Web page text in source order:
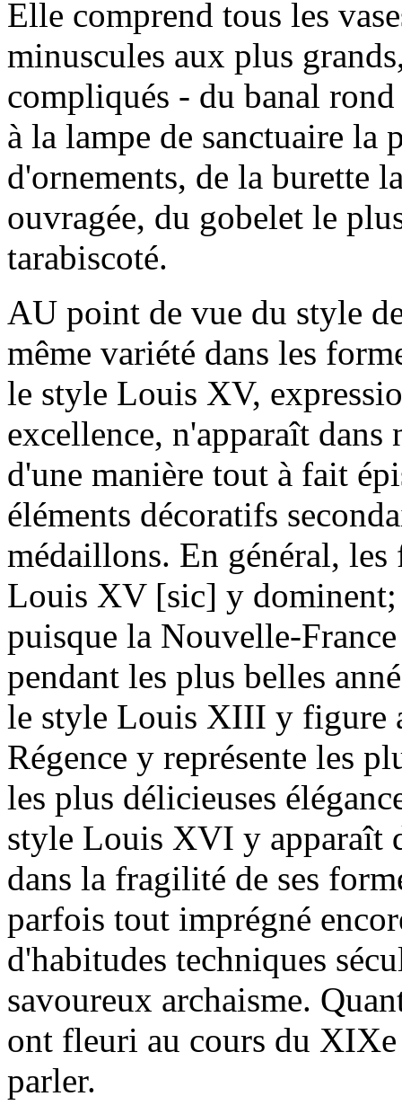
Elle comprend tous les
minuscules aux plus
compliqués - du banal
à la lampe de sanctuaire la
d'ornements, de la burette
ouvragée, du gobelet le
tarabiscoté.
AU point de vue du style
même variété dans les
le style Louis XV,
excellence, n'apparaît
d'une manière tout à fait
éléments décoratifs
médaillons. En général, les
Louis XV [sic] y
puisque la Nouvelle-
pendant les plus belles
le style Louis XIII y figure
Régence y représente les
les plus délicieuses
style Louis XVI y apparaît
dans la fragilité de ses
parfois tout imprégné
d'habitudes techniques
savoureux archaisme.
ont fleuri au cours du
parler.